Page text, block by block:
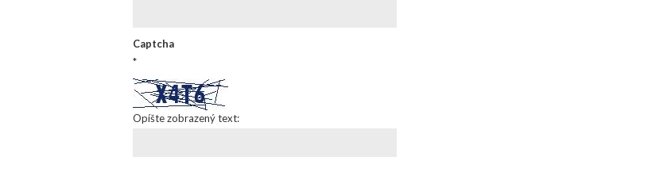
Captcha
*
Opíšte zobrazený text: